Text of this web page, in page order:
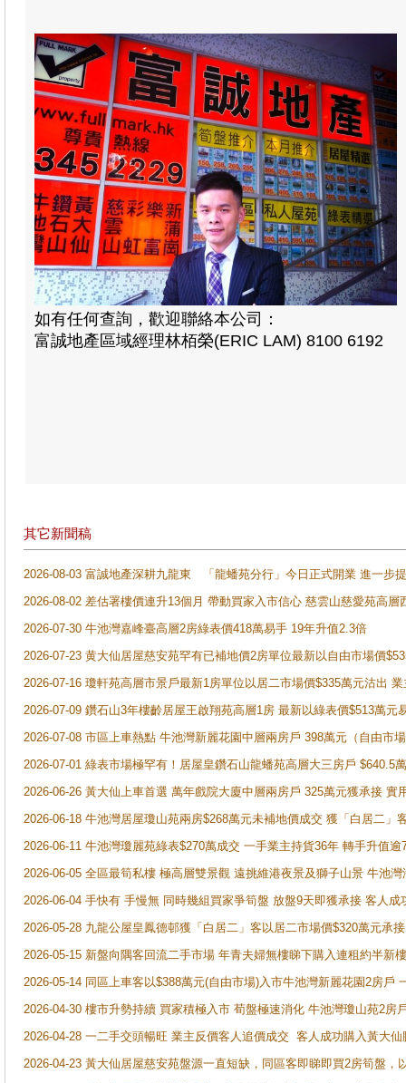
如有任何查詢，歡迎聯絡本公司：
富誠地產區域經理林栢榮(ERIC LAM) 8100 6192
其它新聞稿
2026-08-03 富誠地產深耕九龍東 「龍蟠苑分行」今日正式開業 進一步
2026-08-02 差估署樓價連升13個月 帶動買家入市信心 慈雲山慈愛苑高層
2026-07-30 牛池灣嘉峰臺高層2房綠表價418萬易手 19年升值2.3倍
2026-07-23 黄大仙居屋慈安苑罕有已補地價2房單位最新以自由市場價
2026-07-16 瓊軒苑高層市景戶最新1房單位以居二市場價$335萬元沽出
2026-07-09 鑽石山3年樓齡居屋王啟翔苑高層1房 最新以綠表價$513萬元
2026-07-08 市區上車熱點 牛池灣新麗花園中層兩房戶 398萬元（自由市
2026-07-01 綠表市場極罕有！居屋皇鑽石山龍蟠苑高層大三房戶
2026-06-26 黃大仙上車首選 萬年戲院大廈中層兩房戶 325萬元獲承接 實
2026-06-18 牛池灣居屋瓊山苑兩房$268萬元未補地價成交 獲「白居二」
2026-06-11 牛池灣瓊麗苑綠表$270萬成交 一手業主持貨36年 轉手升值逾
2026-06-05 全區最筍私樓 極高層雙景觀 遠挑維港夜景及獅子山景 牛池
2026-06-04 手快有 手慢無 同時幾組買家爭筍盤 放盤9天即獲承接 客人
2026-05-28 九龍公屋皇鳳德邨獲「白居二」客以居二市場價$320萬元承接
2026-05-15 新盤向隅客回流二手市場 年青夫婦無樓睇下購入連租約半新
2026-05-14 同區上車客以$388萬元(自由市場)入市牛池灣新麗花園2房戶
2026-04-30 樓市升勢持續 買家積極入市 荀盤極速消化 牛池灣瓊山苑2房
2026-04-28 一二手交頭暢旺 業主反價客人追價成交 客人成功購入黃大
2026-04-23 黃大仙居屋慈安苑盤源一直短缺，同區客即睇即買2房筍盤，